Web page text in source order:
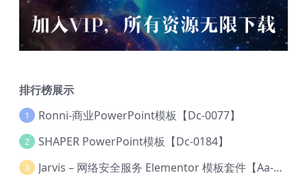
排行榜展示
1 Ronni-商业PowerPoint模板【Dc-0077】
2 SHAPER PowerPoint模板【Dc-0184】
3 Jarvis – 网络安全服务 Elementor 模板套件【Aa-0035】